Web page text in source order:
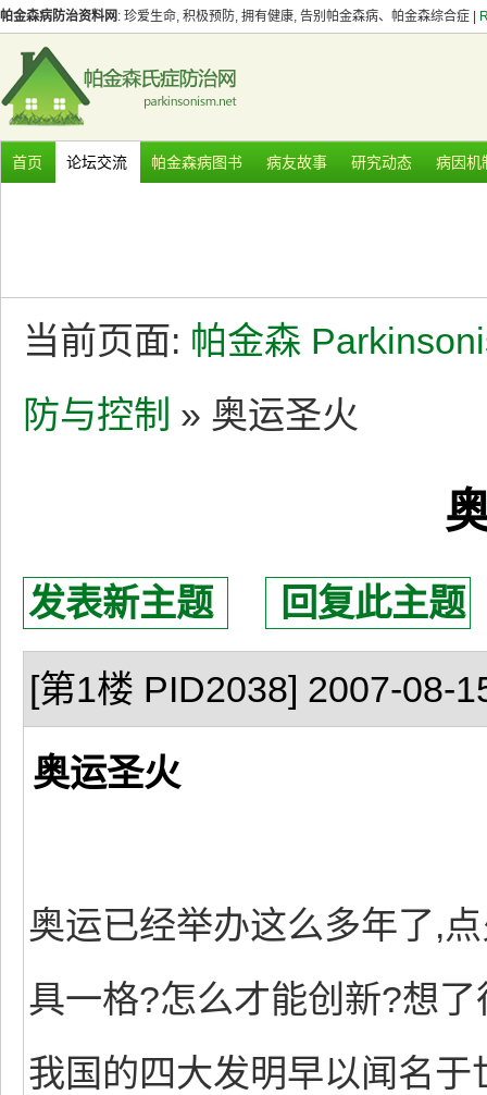
帕金森病防治资料网 : 珍爱生命, 积极预防, 拥有健康, 告别帕金森病、帕金森综合症 |
首页 论坛交流 帕金森病图书 病友故事 研究动态 病因机
当前页面: 帕金森
防与控制 » 奥运圣火
发表新主题 回复此主题
[第1楼 PID2038] 2007-08-
奥运圣火
奥运已经举办这么多年了,
具一格?怎么才能创新?想
我国的四大发明早以闻名